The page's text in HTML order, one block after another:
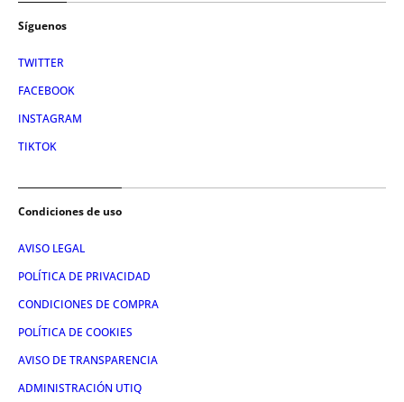
Síguenos
TWITTER
FACEBOOK
INSTAGRAM
TIKTOK
Condiciones de uso
AVISO LEGAL
POLÍTICA DE PRIVACIDAD
CONDICIONES DE COMPRA
POLÍTICA DE COOKIES
AVISO DE TRANSPARENCIA
ADMINISTRACIÓN UTIQ